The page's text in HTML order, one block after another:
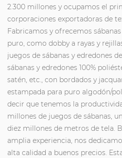
2.300 millones y ocupamos el
corporaciones exportadoras de
Fabricamos y ofrecemos
puro, como dobby a rayas y
juegos de sábanas y edredones
sábanas y edredones 100%
satén, etc., con bordados y
estampada para puro algodón/
decir que tenemos la
millones de juegos de sábanas,
diez millones de metros de tela.
amplia experiencia, nos
alta calidad a buenos precios.